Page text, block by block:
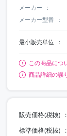
メーカー
メーカー型番
最小販売単位
この商品につ
商品詳細の誤
販売価格(税抜)
標準価格(税抜)